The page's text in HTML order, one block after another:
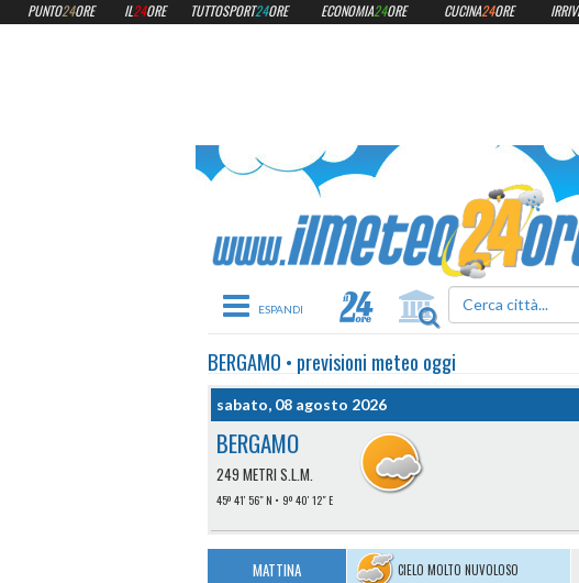
Toggle navigation
BERGAMO • previsioni meteo oggi
sabato, 08 agosto 2026
BERGAMO
249 METRI S.L.M.
45º 41′ 56″ N 9º 40′ 12″ E
MATTINA CIELO MOLTO NUVOLOSO
PUNTO24ORE IL24ORE TUTTOSPORT24ORE ECONOMIA24ORE CUCINA24ORE